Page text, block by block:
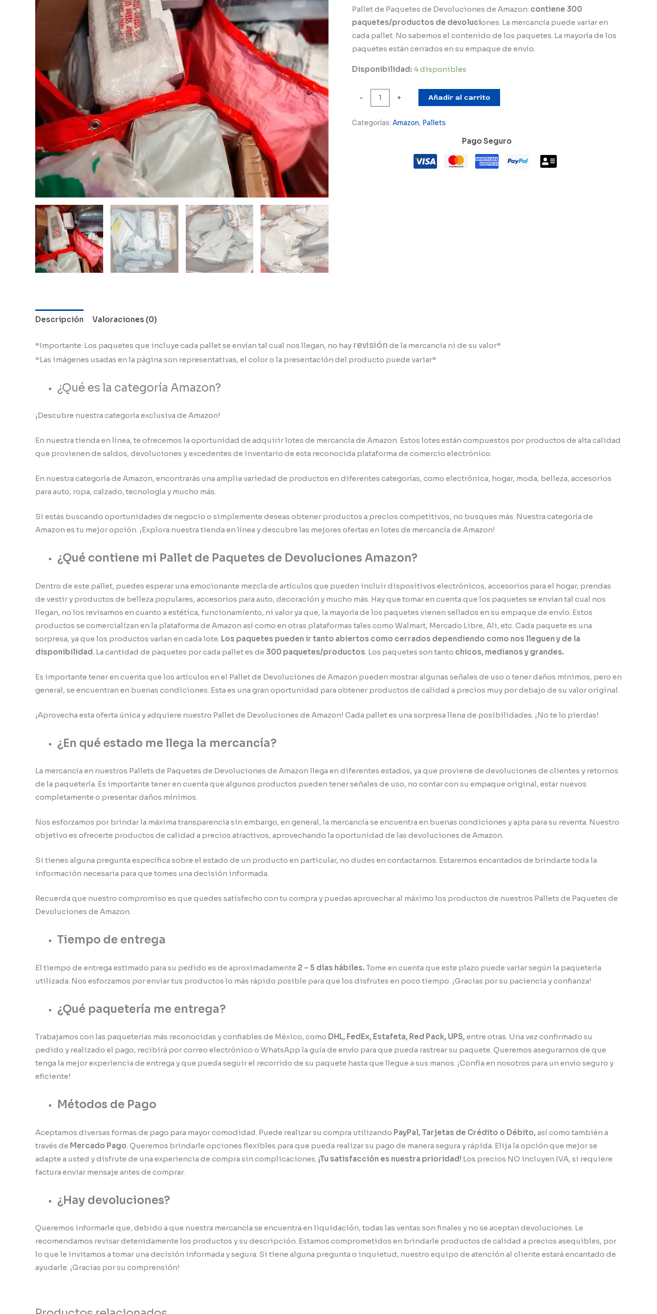
precio
original
era:
$28,999.
precio
actual
es:
$24,999.
Pallet de Paquetes de Devoluciones de Amazon: contiene 300
paquetes/productos de devoluciones. La mercancía puede variar en
cada pallet. No sabemos el contenido de los paquetes. La mayoría de los
paquetes están cerrados en su empaque de envío.
Disponibilidad: 4 disponibles
-
Paquetes
de
+ Añadir al carrito
Categorías: Amazon, Pallets
Pago Seguro
Descripción Valoraciones (0)
*Importante: Los paquetes que incluye cada pallet se envían tal cual nos llegan, no hay revisión de la mercancía ni de su valor*
*Las imágenes usadas en la página son representativas, el color o la presentación del producto puede variar*
¿Qué es la categoría Amazon?
¡Descubre nuestra categoría exclusiva de Amazon!
En nuestra tienda en línea, te ofrecemos la oportunidad de adquirir lotes de mercancía de Amazon. Estos lotes están compuestos por productos de alta calidad
que provienen de saldos, devoluciones y excedentes de inventario de esta reconocida plataforma de comercio electrónico.
En nuestra categoría de Amazon, encontrarás una amplia variedad de productos en diferentes categorías, como electrónica, hogar, moda, belleza, accesorios
para auto, ropa, calzado, tecnología y mucho más.
Si estás buscando oportunidades de negocio o simplemente deseas obtener productos a precios competitivos, no busques más. Nuestra categoría de
Amazon es tu mejor opción. ¡Explora nuestra tienda en línea y descubre las mejores ofertas en lotes de mercancía de Amazon!
¿Qué contiene mi Pallet de Paquetes de Devoluciones Amazon?
Dentro de este pallet, puedes esperar una emocionante mezcla de artículos que pueden incluir dispositivos electrónicos, accesorios para el hogar, prendas
de vestir y productos de belleza populares, accesorios para auto, decoración y mucho más. Hay que tomar en cuenta que los paquetes se envían tal cual nos
llegan, no los revisamos en cuanto a estética, funcionamiento, ni valor ya que, la mayoría de los paquetes vienen sellados en su empaque de envío. Estos
productos se comercializan en la plataforma de Amazon así como en otras plataformas tales como Walmart, Mercado Libre, Ali, etc. Cada paquete es una
sorpresa, ya que los productos varían en cada lote. Los paquetes pueden ir tanto abiertos como cerrados dependiendo como nos lleguen y de la
disponibilidad. La cantidad de paquetes por cada pallet es de 300 paquetes/productos. Los paquetes son tanto chicos, medianos y grandes.
Es importante tener en cuenta que los artículos en el Pallet de Devoluciones de Amazon pueden mostrar algunas señales de uso o tener daños mínimos, pero en
general, se encuentran en buenas condiciones. Esta es una gran oportunidad para obtener productos de calidad a precios muy por debajo de su valor original.
¡Aprovecha esta oferta única y adquiere nuestro Pallet de Devoluciones de Amazon! Cada pallet es una sorpresa llena de posibilidades. ¡No te lo pierdas!
¿En qué estado me llega la mercancía?
La mercancía en nuestros Pallets de Paquetes de Devoluciones de Amazon llega en diferentes estados, ya que proviene de devoluciones de clientes y retornos
de la paquetería. Es importante tener en cuenta que algunos productos pueden tener señales de uso, no contar con su empaque original, estar nuevos
completamente o presentar daños mínimos.
Nos esforzamos por brindar la máxima transparencia sin embargo, en general, la mercancía se encuentra en buenas condiciones y apta para su reventa. Nuestro
objetivo es ofrecerte productos de calidad a precios atractivos, aprovechando la oportunidad de las devoluciones de Amazon.
Si tienes alguna pregunta específica sobre el estado de un producto en particular, no dudes en contactarnos. Estaremos encantados de brindarte toda la
información necesaria para que tomes una decisión informada.
Recuerda que nuestro compromiso es que quedes satisfecho con tu compra y puedas aprovechar al máximo los productos de nuestros Pallets de Paquetes de
Devoluciones de Amazon.
Tiempo de entrega
El tiempo de entrega estimado para su pedido es de aproximadamente 2 – 5 días hábiles. Tome en cuenta que este plazo puede variar según la paquetería
utilizada. Nos esforzamos por enviar tus productos lo más rápido posible para que los disfrutes en poco tiempo. ¡Gracias por su paciencia y confianza!
¿Qué paquetería me entrega?
Trabajamos con las paqueterías más reconocidas y confiables de México, como DHL, FedEx, Estafeta, Red Pack, UPS,entre otras. Una vez confirmado su
pedido y realizado el pago, recibirá por correo electrónico o WhatsApp la guía de envío para que pueda rastrear su paquete. Queremos asegurarnos de que
tenga la mejor experiencia de entrega y que pueda seguir el recorrido de su paquete hasta que llegue a sus manos. ¡Confía en nosotros para un envío seguro y
eficiente!
Métodos de Pago
Aceptamos diversas formas de pago para mayor comodidad. Puede realizar su compra utilizando PayPal, Tarjetas de Crédito o Débito,así como también a
través de Mercado Pago. Queremos brindarle opciones flexibles para que pueda realizar su pago de manera segura y rápida. Elija la opción que mejor se
adapte a usted y disfrute de una experiencia de compra sin complicaciones. ¡Tu satisfacción es nuestra prioridad! Los precios NO incluyen IVA, si requiere
factura enviar mensaje antes de comprar.
¿Hay devoluciones?
Queremos informarle que, debido a que nuestra mercancía se encuentra en liquidación, todas las ventas son finales y no se aceptan devoluciones. Le
recomendamos revisar detenidamente los productos y su descripción. Estamos comprometidos en brindarle productos de calidad a precios asequibles, por
lo que le invitamos a tomar una decisión informada y segura. Si tiene alguna pregunta o inquietud, nuestro equipo de atención al cliente estará encantado de
ayudarle. ¡Gracias por su comprensión!